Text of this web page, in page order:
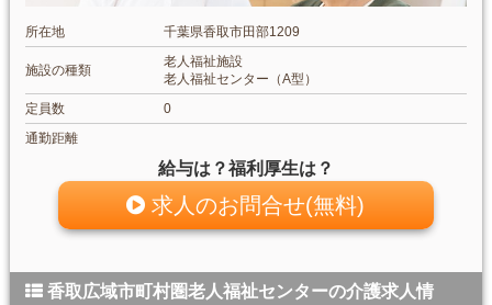
所在地 千葉県香取市田部1209
施設の種類
老人福祉施設
老人福祉センター（A型）
定員数
0
通勤距離
給与は？福利厚生は？
求人のお問合せ(無料)
香取広域市町村圏老人福祉センターの介護求人情